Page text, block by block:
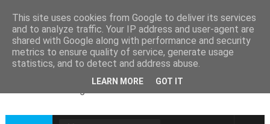
Ayuntamiento de
Guadiana
This site uses cookies from Google to deliver its services
and to analyze traffic. Your IP address and user-agent are
shared with Google along with performance and security
metrics to ensure quality of service, generate usage
statistics, and to detect and address abuse.
LEARN MORE GOT IT